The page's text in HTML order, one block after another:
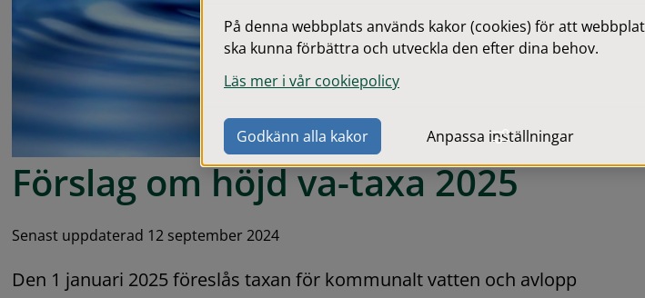
Förslag om höjd va-taxa 2025
Senast uppdaterad 12 september 2024
Den 1 januari 2025 föreslås taxan för kommunalt vatten och avlopp
På denna webbplats används kakor (cookies) för att
ska kunna förbättra och utveckla den efter dina behov.
Läs mer i vår cookiepolicy
Godkänn alla kakor Anpassa inställningar